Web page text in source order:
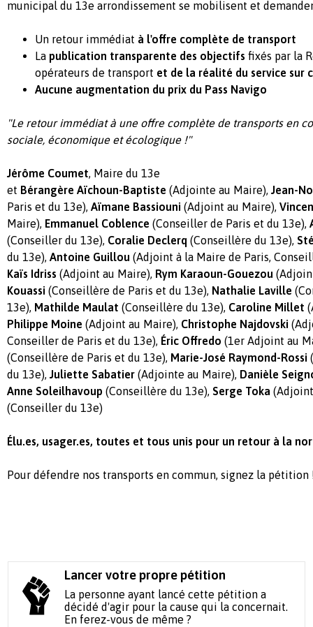
municipal du 13e arrondissement se mobilisent et
Un retour immédiat à l'offre complète de transport
La publication transparente des objectifs fixés par la
opérateurs de transport et de la réalité du service sur
Aucune augmentation du prix du Pass Navigo
"Le retour immédiat à une offre complète de transports en
sociale, économique et écologique !"
Jérôme Coumet, Maire du 13e
et Bérangère Aïchoun-Baptiste (Adjointe au Maire), Jean-
Paris et du 13e), Aïmane Bassiouni (Adjoint au Maire),
Maire), Emmanuel Coblence (Conseiller de Paris et du 13e),
(Conseiller du 13e), Coralie Declerq (Conseillère du 13e),
du 13e), Antoine Guillou (Adjoint à la Maire de Paris,
Kaïs Idriss (Adjoint au Maire), Rym Karaoun-Gouezou
Kouassi (Conseillère de Paris et du 13e), Nathalie Laville
13e), Mathilde Maulat (Conseillère du 13e), Caroline Millet
Philippe Moine (Adjoint au Maire), Christophe Najdovski
Conseiller de Paris et du 13e), Éric Offredo (1er Adjoint au
(Conseillère de Paris et du 13e), Marie-José Raymond-Rossi
du 13e), Juliette Sabatier (Adjointe au Maire), Danièle
Anne Soleilhavoup (Conseillère du 13e), Serge Toka
(Conseiller du 13e)
Élu.es, usager.es, toutes et tous unis pour un retour à la
Pour défendre nos transports en commun, signez la pétition
Lancer votre propre pétition
La personne ayant lancé cette pétition a
décidé d'agir pour la cause qui la concernait.
En ferez-vous de même ?